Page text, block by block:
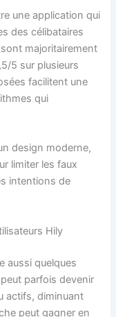
une application qui
des célibataires
majoritairement
5 sur plusieurs
facilitent une
qui
design moderne,
limiter les faux
intentions de
Hily
aussi quelques
parfois devenir
actifs, diminuant
peut gagner en